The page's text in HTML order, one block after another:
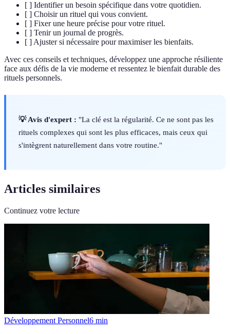
[ ] Identifier un besoin spécifique dans votre quotidien.
[ ] Choisir un rituel qui vous convient.
[ ] Fixer une heure précise pour votre rituel.
[ ] Tenir un journal de progrès.
[ ] Ajuster si nécessaire pour maximiser les bienfaits.
Avec ces conseils et techniques, développez une approche résiliente
face aux défis de la vie moderne et ressentez le bienfait durable des
rituels personnels.
💡 Avis d'expert : "La clé est la régularité. Ce ne sont pas les
rituels complexes qui sont les plus efficaces, mais ceux qui
s'intègrent naturellement dans votre routine."
Articles similaires
Continuez votre lecture
Développement Personnel6 min